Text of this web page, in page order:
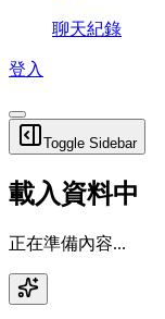
聊天紀錄
登入
Toggle Sidebar
載入資料中
正在準備內容...